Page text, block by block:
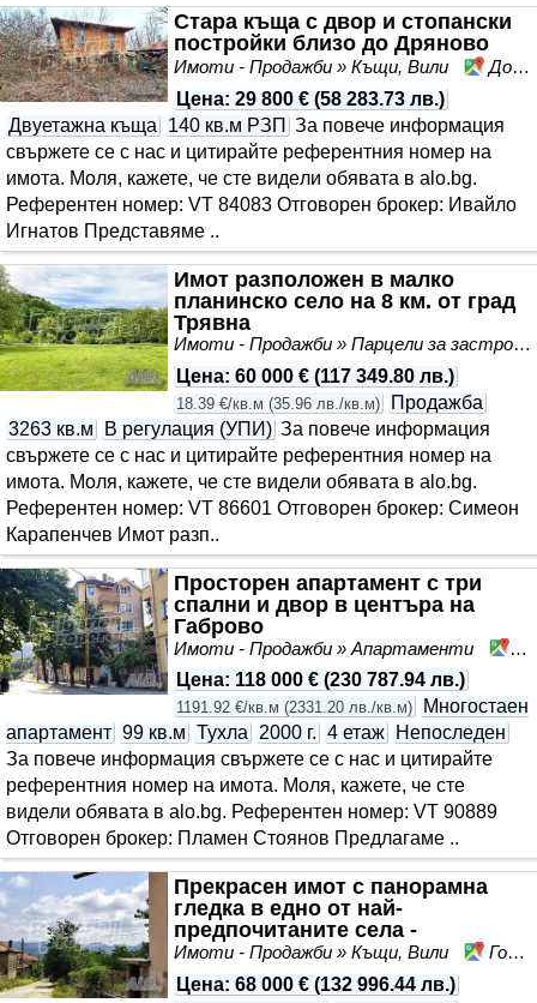
Стара къща с двор и стопански
постройки близо до Дряново
Имоти - Продажби » Къщи, Вили
Долни Драгойча, област Габрово
Цена: 29 800 € (58 283.73 лв.)
Двуетажна къща
140 кв.м РЗП За повече информация
свържете се с нас и цитирайте референтния номер на
имота. Моля, кажете, че сте видeли обявата в alo.bg.
Референтен номер: VT 84083 Отговорен брокер: Ивайло
Игнатов Представяме ..
Имот разположен в малко
планинско село на 8 км. от град
Трявна
Имоти - Продажби » Парцели за застрояване, Инвестиционни проекти
Цена: 60 000 € (117 349.80 лв.)
18.39 €/кв.м (35.96 лв./кв.м)
Продажба
3263 кв.м
В регулация (УПИ) За повече информация
свържете се с нас и цитирайте референтния номер на
имота. Моля, кажете, че сте видeли обявата в alo.bg.
Референтен номер: VT 86601 Отговорен брокер: Симеон
Карапенчев Имот разп..
Просторен апартамент с три
спални и двор в центъра на
Габрово
Имоти - Продажби » Апартаменти
Цена: 118 000 € (230 787.94 лв.)
1191.92 €/кв.м (2331.20 лв./кв.м)
Многостаен
апартамент 99 кв.м Тухла 2000 г. 4 етаж
Непоследен
За повече информация свържете се с нас и цитирайте
референтния номер на имота. Моля, кажете, че сте
видeли обявата в alo.bg. Референтен номер: VT 90889
Отговорен брокер: Пламен Стоянов Предлагаме ..
Прекрасен имот с панорамна
гледка в едно от най-
предпочитаните села -
Гостилица
Имоти - Продажби » Къщи, Вили
Гостилица, област Габрово
Цена: 68 000 € (132 996.44 лв.)